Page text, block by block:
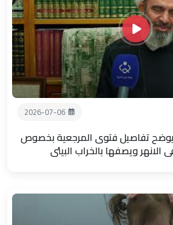
2026-07-06
تفاصيل فتوى المرجعية بخصوص
الانهر ويصفها بالخراب البيئي